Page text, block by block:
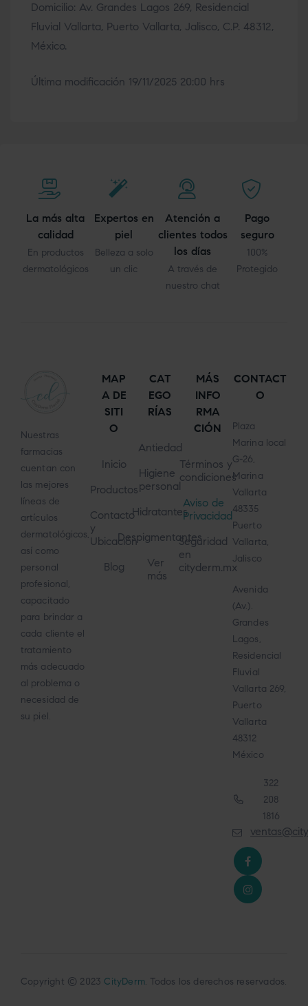
Domicilio: Av. Grandes Lagos 269, Residencial
Fluvial Vallarta, Puerto Vallarta, Jalisco, C.P. 48312,
México.
Última modificación 19/11/2025 20:00 hrs
La más alta
calidad
En productos
dermatológicos
Expertos en
piel
Belleza a solo
un clic
Atención a
clientes todos
los días
A través de
nuestro chat
Pago
seguro
100%
Protegido
Nuestras
farmacias
cuentan con
las mejores
líneas de
artículos
dermatológicos,
así como
personal
profesional,
capacitado
para brindar a
cada cliente el
tratamiento
más adecuado
al problema o
necesidad de
su piel.
MAP
A DE
SITI
O
Inicio
Productos
Contacto
y
Ubicación
Blog
CAT
EGO
RÍAS
Antiedad
Higiene
personal
Hidratantes
Despigmentantes
Ver
más
MÁS
INFO
RMA
CIÓN
Términos y
condiciones
Aviso de
Privacidad
Seguridad
en
cityderm.mx
CONTACT
O
Plaza
Marina local
G-26,
Marina
Vallarta
48335
Puerto
Vallarta,
Jalisco
Avenida
(Av.).
Grandes
Lagos,
Residencial
Fluvial
Vallarta 269,
Puerto
Vallarta
48312
México
322
208
1816
Copyright © 2023 CityDerm. Todos los derechos reservados.